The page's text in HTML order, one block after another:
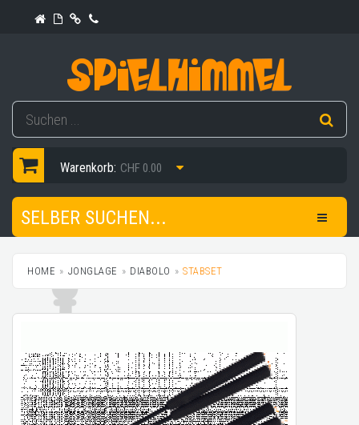
Warenkorb: CHF 0.00
SELBER SUCHEN...
HOME JONGLAGE DIABOLO STABSET